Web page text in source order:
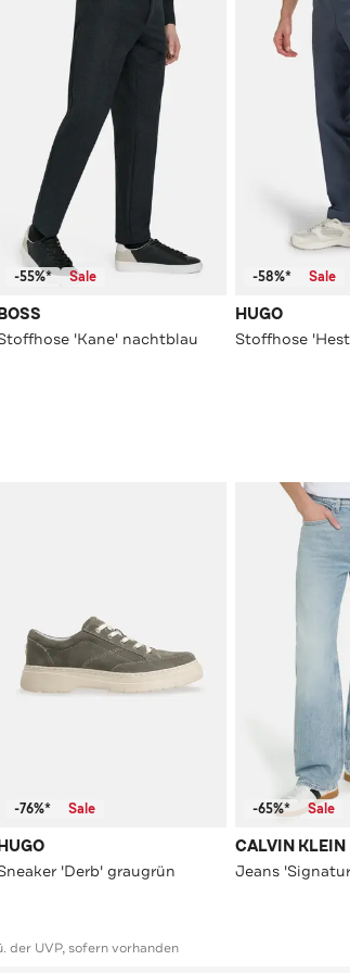
-55%* Sale
'Kane' nachtblau
-58%* Sale
HUGO
Stoffhose
-76%* Sale
'Derb' graugrün
-65%* Sale
CALVIN KLEIN
Jeans
der UVP, sofern vorhanden